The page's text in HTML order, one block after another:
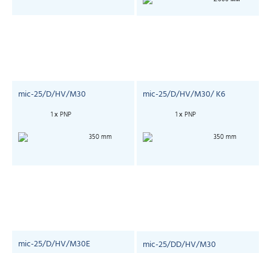
mic-25/D/HV/M30
1 х PNP
350 mm
mic-25/D/HV/M30/ K6
1 х PNP
350 mm
mic-25/D/HV/M30E mic-25/DD/HV/M30